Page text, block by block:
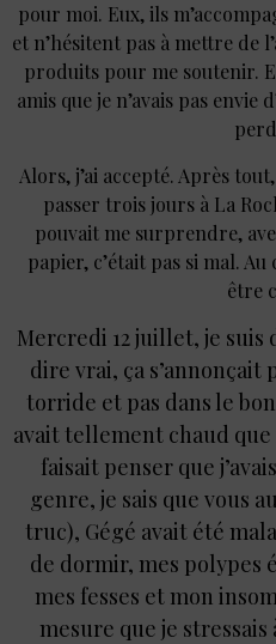
pour moi. Eux, ils
et n’hésitent pas à mettre de
produits pour me soutenir.
amis que je n’avais pas envie
Alors, j’ai accepté. Après
passer trois jours à La
pouvait me surprendre,
papier, c’était pas si mal.
être
Mercredi 12 juillet, je suis
dire vrai, ça s’annonçait
torride et pas dans le
avait tellement chaud
faisait penser que
genre, je sais que vous
truc), Gégé avait été
de dormir, mes polypes
mes fesses et mon
mesure que je